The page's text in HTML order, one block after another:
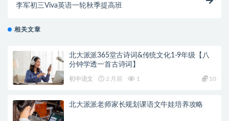
李军初三Viva英语一轮秋季提高班
相关文章
北大派派365堂古诗词&传统文化1-9年级【八
分钟学透一首古诗词】
初中语文 2 月前 1 10
北大派派老师家长规划课语文牛娃培养攻略